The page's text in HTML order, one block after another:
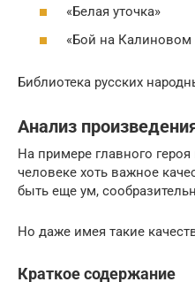
«Белая уточка»
«Бой на Калиновом
Библиотека русских
Анализ
На примере главного
человеке хоть важное
быть еще ум,
Но даже имея такие
Краткое содержание